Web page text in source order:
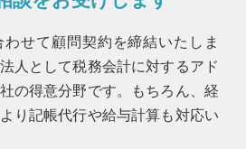
せて顧問契約を締結いたしま
人として税務会計に対するアド
の得意分野です。もちろん、経
り記帳代行や給与計算も対応い